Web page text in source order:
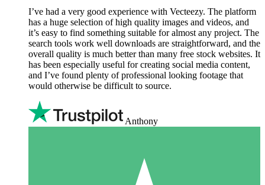
I’ve had a very good experience with Vecteezy. The platform
has a huge selection of high quality images and videos, and
it’s easy to find something suitable for almost any project. The
search tools work well downloads are straightforward, and the
overall quality is much better than many free stock websites. It
has been especially useful for creating social media content,
and I’ve found plenty of professional looking footage that
would otherwise be difficult to source.
Anthony